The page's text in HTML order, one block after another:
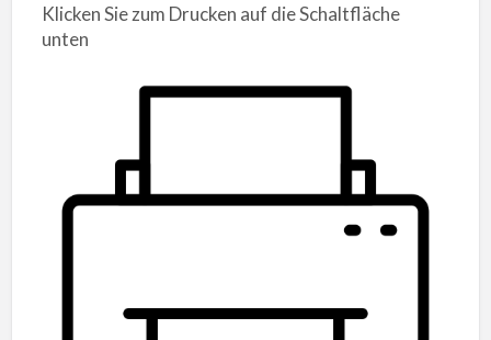
Klicken Sie zum Drucken auf die Schaltfläche
unten